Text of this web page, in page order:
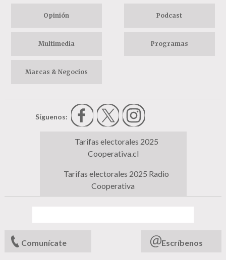
Opinión Podcast
Multimedia Programas
Marcas & Negocios
Síguenos:
Tarifas electorales 2025
Cooperativa.cl
Tarifas electorales 2025 Radio
Cooperativa
Comunícate Escríbenos